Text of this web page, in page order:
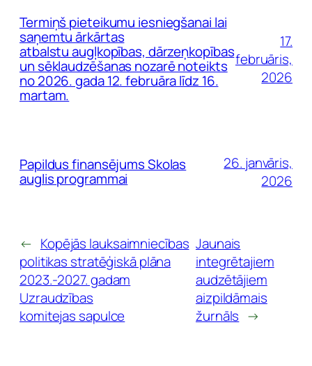
Termiņš pieteikumu iesniegšanai lai
saņemtu ārkārtas
atbalstu augļkopības, dārzeņkopības
un sēklaudzēšanas nozarē noteikts
no 2026. gada 12. februāra līdz 16.
martam.
17.
februāris,
2026
Papildus finansējums Skolas
auglis programmai
26. janvāris,
2026
← Kopējās lauksaimniecības
politikas stratēģiskā plāna
2023.-2027. gadam
Uzraudzības
komitejas sapulce
Jaunais
integrētajiem
audzētājiem
aizpildāmais
žurnāls →